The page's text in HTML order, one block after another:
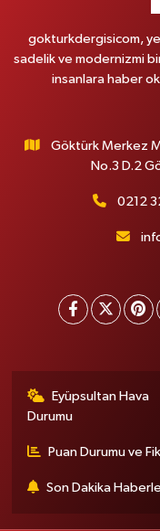
gokturkdergisicom,
sadelik ve modernizmi
insanlara haber
Göktürk Merkez
No.3 D.2
0212
Eyüpsultan Hava
Durumu
Puan Durumu ve
Son Dakika